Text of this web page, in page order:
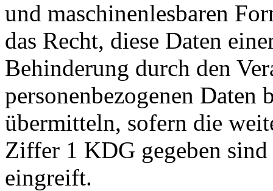
und maschinenlesbaren
das Recht, diese Daten
Behinderung durch den
personenbezogenen Daten
übermitteln, sofern die
Ziffer 1 KDG gegeben
eingreift.